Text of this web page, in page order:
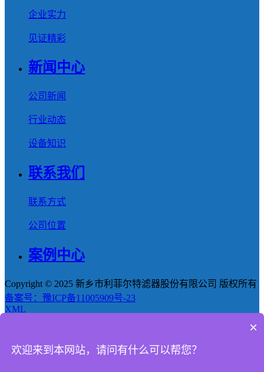
企业实力
见证精彩
新闻中心
公司新闻
行业动态
设备知识
联系我们
联系方式
公司位置
案例中心
Copyright © 2025 新乡市利菲尔特滤器股份有限公司 版权所有
备案号：豫ICP备11005909号-23
XML
产品
×
欢迎来到本网站，请问有什么可以帮您？